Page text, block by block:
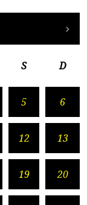
S D
5 6
12 13
19 20